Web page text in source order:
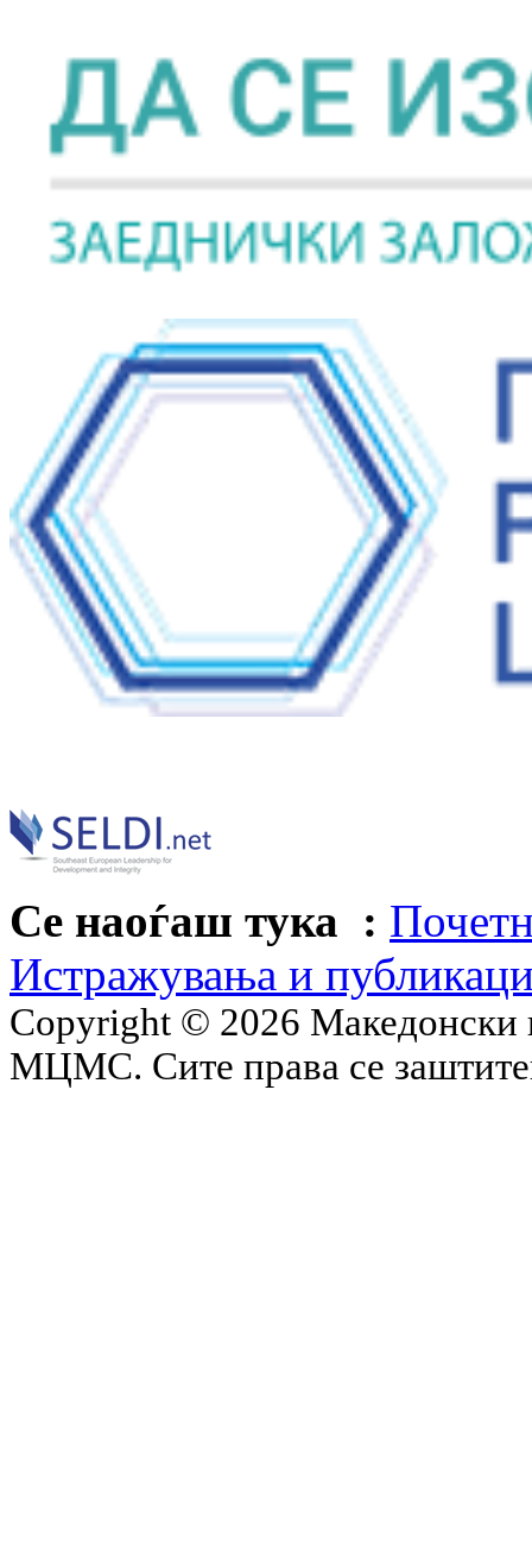
Се наоѓаш тука :
Истражувања и
Copyright © 2026 Македонски
МЦМС. Сите права се